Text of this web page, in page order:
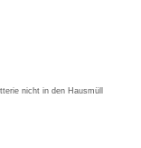
nicht in den Hausmüll